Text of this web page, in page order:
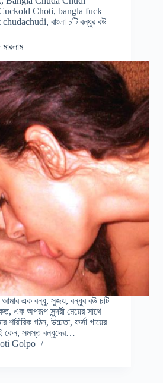
Choti, bangla fuck
chudachudi, বাংলা চটি বন্ধুর বউ
এক বন্ধু, সুজয়, বন্ধুর বউ চটি
এক অপরূপ সুন্দরী মেয়ের সাথে
শারীরিক গঠন, উচ্চতা, ফর্সা গায়ের
কেন, সমস্ত বন্ধুদের…
Golpo